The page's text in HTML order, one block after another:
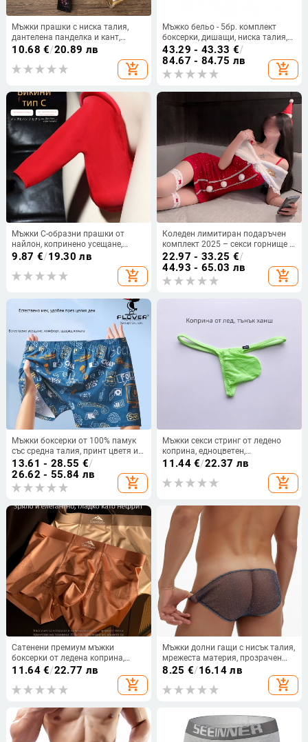
Мъжки прашки с ниска талия,
дантелена панделка и кант,
едноцветни
10.68 €/20.89 лв
add_shopping_cart
Мъжко бельо - 5бр. комплект
боксерки, дишащи, ниска талия,
100% акрил
43.29 - 43.33 €/
84.67 - 84.75 лв
add_shopping_cart
Мъжки C-образни прашки от
найлон, копринено усещане,
ниска талия
9.87 €/19.30 лв
add_shopping_cart
Коледен лимитиран подаръчен
комплект 2025 – секси горнище с
презрамки за дами
22.97 - 33.25 €/
44.93 - 65.03 лв
add_shopping_cart
Мъжки боксерки от 100% памук
със средна талия, принт цветя и
графити
13.61 - 28.55 €/
26.62 - 55.84 лв
add_shopping_cart
Мъжки секси стринг от ледено
коприна, едноцветен,
полупрозрачен
11.44€/22.37 лв
add_shopping_cart
Сатенени премиум мъжки
боксерки от ледена коприна,
Mulberry коприна 10A,
антибактериална подплата
11.64€/22.77 лв
add_shopping_cart
Мъжки долни гащи с нисък талия,
мрежеста материя, прозрачен
джоб, безшевни, модел E078
8.25 €/16.14 лв
add_shopping_cart